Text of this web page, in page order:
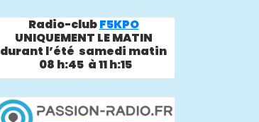
Radio-clubF5KPO
UNIQUEMENT LE MATIN
durant l’été samedi matin
08 h:45 à 11 h:15